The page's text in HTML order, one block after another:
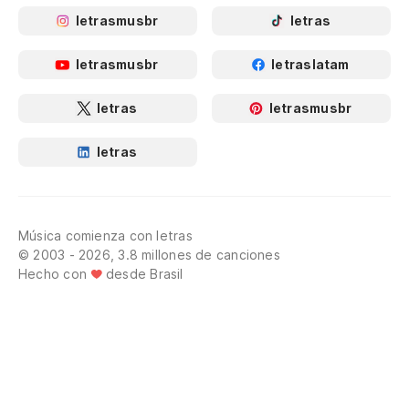
letrasmusbr letras
letrasmusbr letraslatam
letras letrasmusbr
letras
Música comienza con letras
© 2003 - 2026, 3.8 millones de canciones
Hecho con
desde Brasil